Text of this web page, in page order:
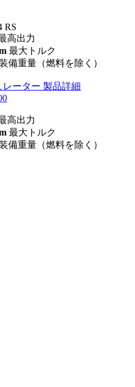
RS
高出力
最大トルク
備重量（燃料を除く）
レーター 製品詳細
高出力
最大トルク
備重量（燃料を除く）